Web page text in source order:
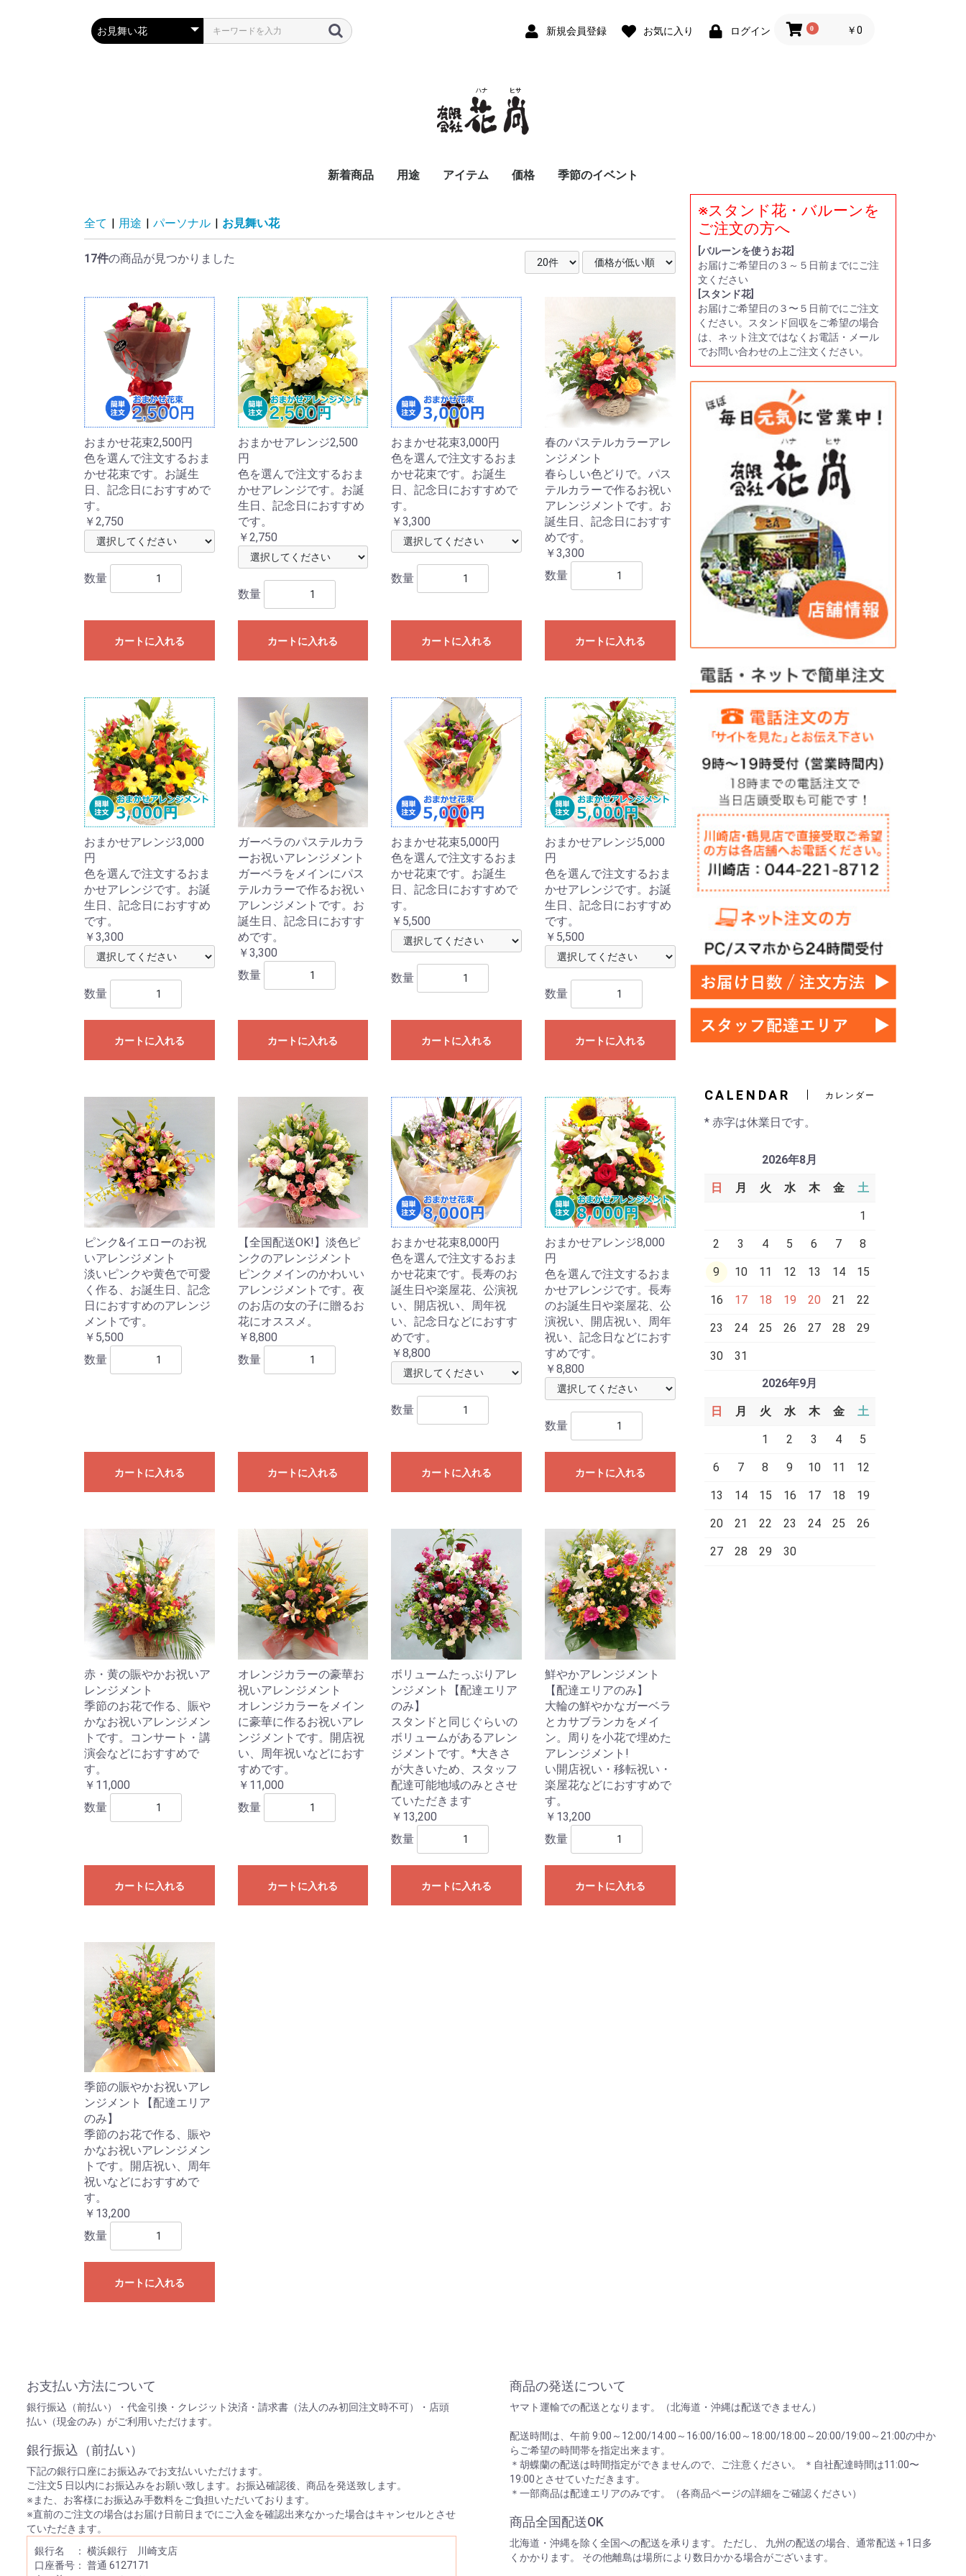
新規会員登録 お気に入り ログイン 0 ￥0
新着商品 用途 アイテム 価格 季節のイベント
全て | 用途 | パーソナル | お見舞い花
17件の商品が見つかりました
おまかせ花束2,500円
色を選んで注文するおま
かせ花束です。お誕生
日、記念日におすすめで
す。
￥2,750
数量
カートに入れる
おまかせアレンジ2,500
円
色を選んで注文するおま
かせアレンジです。お誕
生日、記念日におすすめ
です。
￥2,750
数量
カートに入れる
おまかせ花束3,000円
色を選んで注文するおま
かせ花束です。お誕生
日、記念日におすすめで
す。
￥3,300
数量
カートに入れる
春のパステルカラーアレ
ンジメント
春らしい色どりで。パス
テルカラーで作るお祝い
アレンジメントです。お
誕生日、記念日におすす
めです。
￥3,300
数量
カートに入れる
おまかせアレンジ3,000
円
色を選んで注文するおま
かせアレンジです。お誕
生日、記念日におすすめ
です。
￥3,300
数量
カートに入れる
ガーベラのパステルカラ
ーお祝いアレンジメント
ガーベラをメインにパス
テルカラーで作るお祝い
アレンジメントです。お
誕生日、記念日におすす
めです。
￥3,300
数量
カートに入れる
おまかせ花束5,000円
色を選んで注文するおま
かせ花束です。お誕生
日、記念日におすすめで
す。
￥5,500
数量
カートに入れる
おまかせアレンジ5,000
円
色を選んで注文するおま
かせアレンジです。お誕
生日、記念日におすすめ
です。
￥5,500
数量
カートに入れる
ピンク&イエローのお祝
いアレンジメント
淡いピンクや黄色で可愛
く作る、お誕生日、記念
日におすすめのアレンジ
メントです。
￥5,500
数量
カートに入れる
【全国配送OK!】淡色ピ
ンクのアレンジメント
ピンクメインのかわいい
アレンジメントです。夜
のお店の女の子に贈るお
花にオススメ。
￥8,800
数量
カートに入れる
おまかせ花束8,000円
色を選んで注文するおま
かせ花束です。長寿のお
誕生日や楽屋花、公演祝
い、開店祝い、周年祝
い、記念日などにおすす
めです。
￥8,800
数量
カートに入れる
おまかせアレンジ8,000
円
色を選んで注文するおま
かせアレンジです。長寿
のお誕生日や楽屋花、公
演祝い、開店祝い、周年
祝い、記念日などにおす
すめです。
￥8,800
数量
カートに入れる
赤・黄の賑やかお祝いア
レンジメント
季節のお花で作る、賑や
かなお祝いアレンジメン
トです。コンサート・講
演会などにおすすめで
す。
￥11,000
数量
カートに入れる
オレンジカラーの豪華お
祝いアレンジメント
オレンジカラーをメイン
に豪華に作るお祝いアレ
ンジメントです。開店祝
い、周年祝いなどにおす
すめです。
￥11,000
数量
カートに入れる
ボリュームたっぷりアレ
ンジメント【配達エリア
のみ】
スタンドと同じぐらいの
ボリュームがあるアレン
ジメントです。*大きさ
が大きいため、スタッフ
配達可能地域のみとさせ
ていただきます
￥13,200
数量
カートに入れる
鮮やかアレンジメント
【配達エリアのみ】
大輪の鮮やかなガーベラ
とカサブランカをメイ
ン。周りを小花で埋めた
アレンジメント!
い開店祝い・移転祝い・
楽屋花などにおすすめで
す。
￥13,200
数量
カートに入れる
季節の賑やかお祝いアレ
ンジメント【配達エリア
のみ】
季節のお花で作る、賑や
かなお祝いアレンジメン
トです。開店祝い、周年
祝いなどにおすすめで
す。
￥13,200
数量
カートに入れる
※スタンド花・バルーンを
ご注文の方へ
[バルーンを使うお花]
お届けご希望日の３～５日前までにご注
文ください
[スタンド花]
お届けご希望日の３〜５日前でにご注文
ください。スタンド回収をご希望の場合
は、ネット注文ではなくお電話・メール
でお問い合わせの上ご注文ください。
CALENDAR カレンダー
* 赤字は休業日です。
2026年8月
日 月 火 水 木 金 土
1
2 3 4 5 6 7 8
9 10 11 12 13 14 15
16 17 18 19 20 21 22
23 24 25 26 27 28 29
30
31
2026年9月
日 月 火 水 木 金 土
1 2 3 4 5
6 7 8 9 10 11 12
13 14 15 16 17 18 19
20 21 22 23 24 25 26
27 28 29 30
お支払い方法について
銀行振込（前払い）・代金引換・クレジット決済・請求書（法人のみ初回注文時不可）・店頭
払い（現金のみ）がご利用いただけます。
銀行振込（前払い）
下記の銀行口座にお振込みでお支払いいただけます。
ご注文5 日以内にお振込みをお願い致します。お振込確認後、商品を発送致します。
※また、お客様にお振込み手数料をご負担いただいております。
※直前のご注文の場合はお届け日前日までにご入金を確認出来なかった場合はキャンセルとさせ
ていただきます。
銀行名 ： 横浜銀行 川崎支店
口座番号： 普通 6127171
商品の発送について
ヤマト運輸での配送となります。（北海道・沖縄は配送できません）
配送時間は、午前 9:00～12:00/14:00～16:00/16:00～18:00/18:00～20:00/19:00～21:00の中か
らご希望の時間帯を指定出来ます。
＊胡蝶蘭の配送は時間指定ができませんので、ご注意ください。 ＊自社配達時間は11:00〜
19:00とさせていただきます。
＊一部商品は配達エリアのみです。（各商品ページの詳細をご確認ください）
商品全国配送OK
北海道・沖縄を除く全国への配送を承ります。 ただし、 九州の配送の場合、通常配送＋1日多
くかかります。 その他離島は場所により数日かかる場合がございます。